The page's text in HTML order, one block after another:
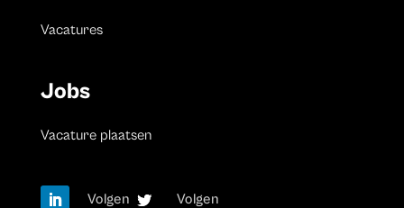
Vacatures
Jobs
Vacature plaatsen
Volgen Volgen